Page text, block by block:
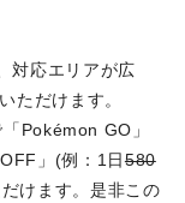
対応エリアが広
ただけます。
Pokémon GO」
」(例：1日580
けます。是非この